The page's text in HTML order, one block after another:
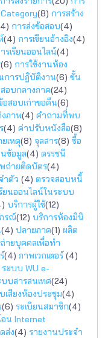
(8) การสร้าง
การส่งข้อสอบ(4)
(4) การเขียนอ้างอิง(4)
รเรียนออนไลน์(4)
(6) การใช้งานห้อง
การปฎิบัติงาน(6) ขั้น
อบกลางภาค(24)
อสอบเก่าขอคืน(6)
ภาพ(4) คำถามที่พบ
(4) ค่าปรับหนังสือ(8)
เหตุ(8) จุลสาร(8) ซื้อ
ข้อมูล(4) ดรรชนี
ถ่ายติดบัตร(4)
ำตัว (4) ตรวจสอบหนี้
ยนออนไลน์ในระบบ
บริการผู้ใช้(12)
รณ์(12) บริการห้องมินิ
(4) ปลายภาค(1) ผลิต
ายบุคคลเพื่อทำ
(4) ภาพเวกเตอร์(4)
ระบบ WU e-
บบสารสนเทศ(24)
เสียงห้องประชุม(4)
(6) ระเบียนสมาชิก(4)
อน Internet
ส่ง(4) รายงานประจำ